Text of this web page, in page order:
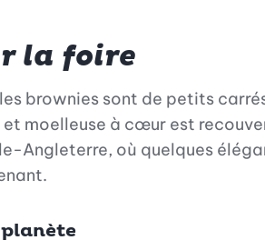
la foire
brownies sont de petits
moelleuse à cœur est
Angleterre, où quelques